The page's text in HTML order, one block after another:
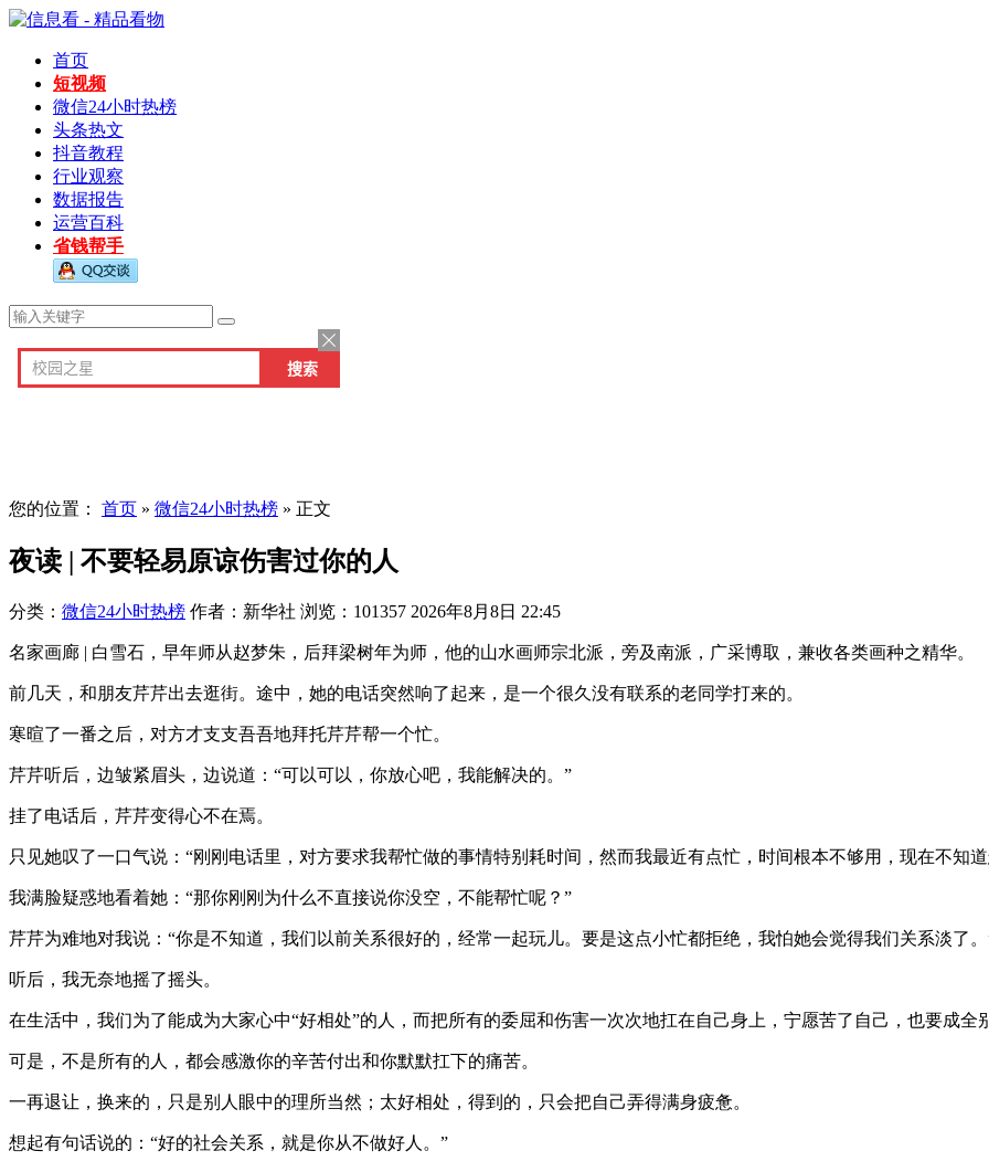
首页
短视频
微信24小时热榜
头条热文
抖音教程
行业观察
数据报告
运营百科
省钱帮手
您的位置： 首页 » 微信24小时热榜 » 正文
夜读 | 不要轻易原谅伤害过你的人
分类： 微信24小时热榜 作者：新华社 浏览：101357 2026年8月8日 22:45
名家画廊 | 白雪石，早年师从赵梦朱，后拜梁树年为师，他的山水画师宗北派，旁及南派，广采博取，兼收各类画种之精华。
前几天，和朋友芹芹出去逛街。途中，她的电话突然响了起来，是一个很久没有联系的老同学打来的。
寒暄了一番之后，对方才支支吾吾地拜托芹芹帮一个忙。
芹芹听后，边皱紧眉头，边说道：“可以可以，你放心吧，我能解决的。”
挂了电话后，芹芹变得心不在焉。
只见她叹了一口气说：“刚刚电话里，对方要求我帮忙做的事情特别耗时间，然而我最近有点忙，时间根本不够用，现在不知
我满脸疑惑地看着她：“那你刚刚为什么不直接说你没空，不能帮忙呢？”
芹芹为难地对我说：“你是不知道，我们以前关系很好的，经常一起玩儿。要是这点小忙都拒绝，我怕她会觉得我们关系淡了。
听后，我无奈地摇了摇头。
在生活中，我们为了能成为大家心中“好相处”的人，而把所有的委屈和伤害一次次地扛在自己身上，宁愿苦了自己，也要成全
可是，不是所有的人，都会感激你的辛苦付出和你默默扛下的痛苦。
一再退让，换来的，只是别人眼中的理所当然；太好相处，得到的，只会把自己弄得满身疲惫。
想起有句话说的：“好的社会关系，就是你从不做好人。”